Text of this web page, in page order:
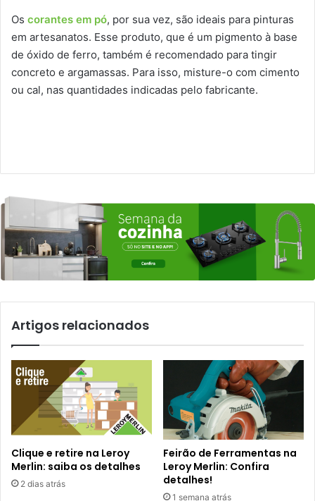
Os corantes em pó, por sua vez, são ideais para pinturas
em artesanatos. Esse produto, que é um pigmento à base
de óxido de ferro, também é recomendado para tingir
concreto e argamassas. Para isso, misture-o com cimento
ou cal, nas quantidades indicadas pelo fabricante.
Artigos relacionados
Clique e retire na Leroy
Merlin: saiba os detalhes
2 dias atrás
Feirão de Ferramentas na
Leroy Merlin: Confira
detalhes!
1 semana atrás